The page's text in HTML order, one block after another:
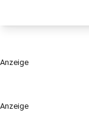
Anzeige
Anzeige